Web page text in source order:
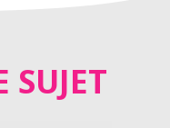
SUJET